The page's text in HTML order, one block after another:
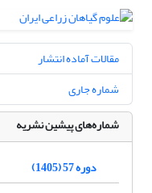
مقالات آماده انتشار
شماره جاری
شماره‌های پیشین نشریه
دوره 57 (1405)